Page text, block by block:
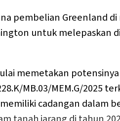
pembelian Greenland
untuk melepaskan
memetakan
MB.03/MEM.G/2025
cadangan dalam